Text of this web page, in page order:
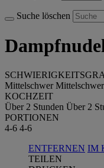
Suche löschen
Mittelschwer Mittelschwer
KOCHZEIT
Über 2 Stunden Über 2
PORTIONEN
4-6 4-6
ENTFERNEN IM
TEILEN